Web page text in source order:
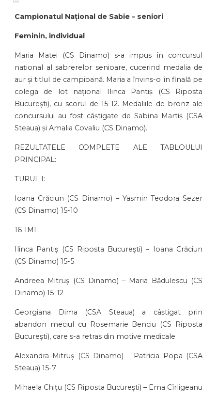
Campionatul Național de Sabie – seniori
Feminin, individual
Maria Matei (CS Dinamo) s-a impus în concursul
național al sabrerelor senioare, cucerind medalia de
aur și titlul de campioană. Maria a învins-o în finală pe
colega de lot național Ilinca Pantiș (CS Riposta
București), cu scorul de 15-12. Medaliile de bronz ale
concursului au fost câștigate de Sabina Martiș (CSA
Steaua) și Amalia Covaliu (CS Dinamo).
REZULTATELE COMPLETE ALE TABLOULUI
PRINCIPAL:
TURUL I:
Ioana Crăciun (CS Dinamo) – Yasmin Teodora Sezer
(CS Dinamo) 15-10
16-IMI:
Ilinca Pantiș (CS Riposta București) – Ioana Crăciun
(CS Dinamo) 15-5
Andreea Mitruș (CS Dinamo) – Maria Bădulescu (CS
Dinamo) 15-12
Georgiana Dima (CSA Steaua) a câștigat prin
abandon meciul cu Rosemarie Benciu (CS Riposta
București), care s-a retras din motive medicale
Alexandra Mitruș (CS Dinamo) – Patricia Popa (CSA
Steaua) 15-7
Mihaela Chițu (CS Riposta București) – Ema Cîrligeanu